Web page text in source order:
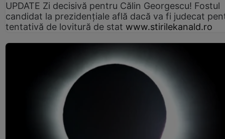
UPDATE Zi decisivă pentru Călin Georgescu! Fostul
candidat la prezidențiale află dacă va fi judecat
tentativă de lovitură de stat www.stirilekanald.ro